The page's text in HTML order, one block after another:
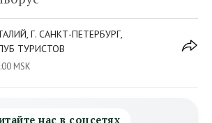
Г. САНКТ-ПЕТЕРБУРГ,
ТУРИСТОВ
MSK
нас в соцсетях